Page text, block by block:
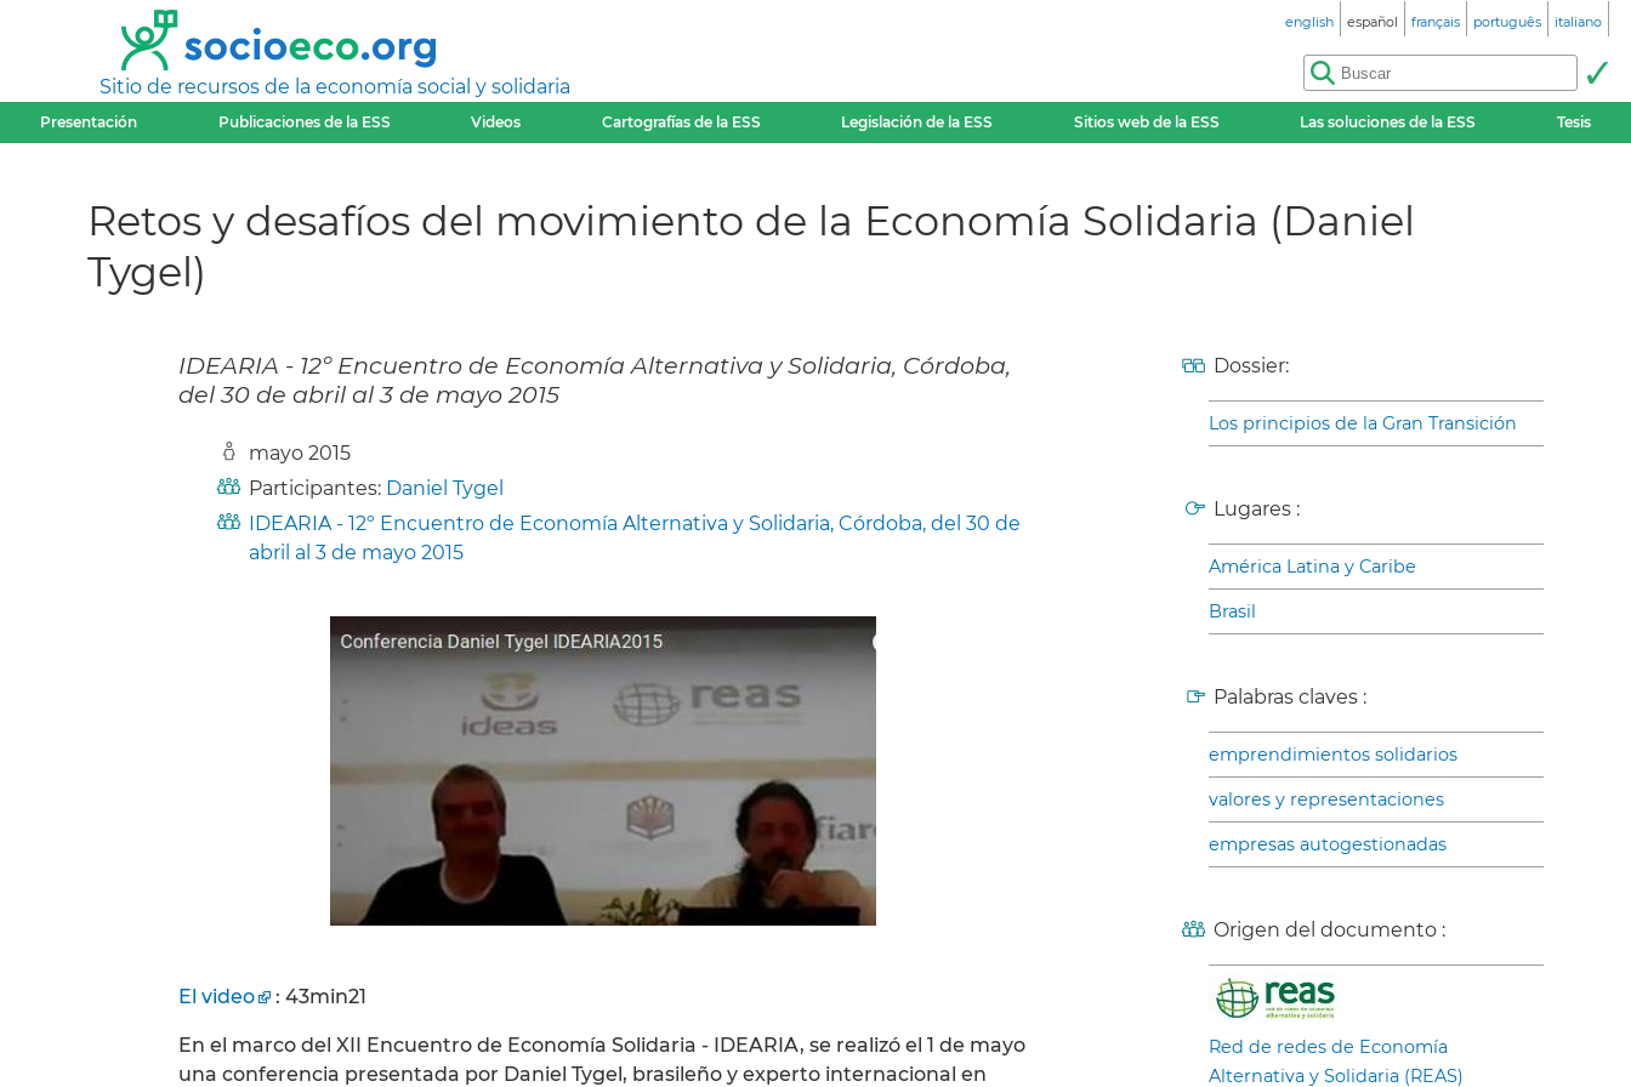
Sitio de recursos de la economía social y solidaria
english español français português italiano
Presentación Publicaciones de la ESS Videos Cartografías de la ESS Legislación de la ESS Sitios web de la ESS Las soluciones de la ESS Tesis
Retos y desafíos del movimiento de la Economía Solidaria (Daniel
Tygel)
IDEARIA - 12º Encuentro de Economía Alternativa y Solidaria, Córdoba,
del 30 de abril al 3 de mayo 2015
mayo 2015
Participantes: Daniel Tygel
IDEARIA - 12º Encuentro de Economía Alternativa y Solidaria, Córdoba, del 30 de
abril al 3 de mayo 2015
El video : 43min21
En el marco del XII Encuentro de Economía Solidaria - IDEARIA, se realizó el 1 de mayo
una conferencia presentada por Daniel Tygel, brasileño y experto internacional en
Dossier:
Los principios de la Gran Transición
Lugares :
América Latina y Caribe
Brasil
Palabras claves :
emprendimientos solidarios
valores y representaciones
empresas autogestionadas
Origen del documento :
Red de redes de Economía
Alternativa y Solidaria (REAS)